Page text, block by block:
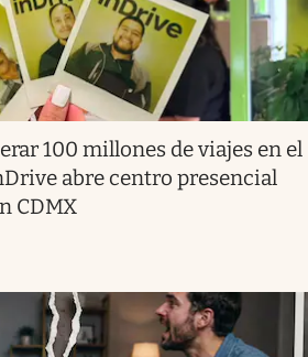
100 millones de viajes en el
abre centro presencial
CDMX